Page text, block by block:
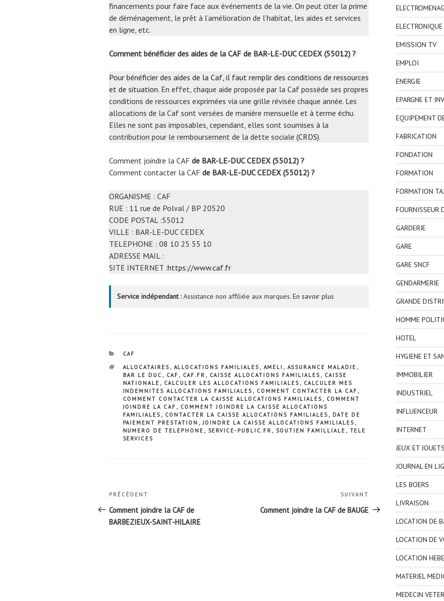
financements pour faire face aux événements de la vie. On peut citer la prime
de déménagement, le prêt à l’amélioration de l’habitat, les aides et services
en ligne, etc.
Comment bénéficier des aides de la CAF de BAR-LE-DUC CEDEX (55012) ?
Pour bénéficier des aides de la Caf, il faut remplir des conditions de ressources
et de situation. En effet, chaque aide proposée par la Caf possède ses propres
conditions de ressources exprimées via une grille révisée chaque année. Les
allocations de la Caf sont versées de manière mensuelle et à terme échu.
Elles ne sont pas imposables, cependant, elles sont soumises à la
contribution pour le remboursement de la dette sociale (CRDS).
Comment joindre la CAF de BAR-LE-DUC CEDEX (55012) ?
Comment contacter la CAF de BAR-LE-DUC CEDEX (55012) ?
ORGANISME : CAF
RUE : 11 rue de Polval / BP 20520
CODE POSTAL :55012
VILLE : BAR-LE-DUC CEDEX
TELEPHONE : 08 10 25 55 10
ADRESSE MAIL :
SITE INTERNET :https://www.caf.fr
Service indépendant :Assistance non affiliée aux marques. En savoir plus
CATÉGORIES
CAF
ÉTIQUETTES
ALLOCATAIRES , ALLOCATIONS FAMILIALES , AMELI , ASSURANCE MALADIE ,
BAR LE DUC , CAF , CAF.FR , CAISSE ALLOCATIONS FAMILIALES , CAISSE
NATIONALE , CALCULER LES ALLOCATIONS FAMILIALES , CALCULER MES
INDEMNITES ALLOCATIONS FAMILIALES , COMMENT CONTACTER LA CAF ,
COMMENT CONTACTER LA CAISSE ALLOCATIONS FAMILIALES , COMMENT
JOINDRE LA CAF , COMMENT JOINDRE LA CAISSE ALLOCATIONS
FAMILIALES , CONTACTER LA CAISSE ALLOCATIONS FAMILIALES , DATE DE
PAIEMENT PRESTATION ,JOINDRE LA CAISSE ALLOCATIONS FAMILIALES ,
NUMERO DE TELEPHONE , SERVICE-PUBLIC.FR , SOUTIEN FAMILLIALE , TELE
SERVICES
Navigation
de
l’article
Article
précédent
PRÉCÉDENT
Comment joindre la CAF de
BARBEZIEUX-SAINT-HILAIRE
suivant
SUIVANT
Comment joindre la CAF de BAUGE
EMISSION TV
EMPLOI
ENERGIE
EPARGNE ET
EQUIPEMENT
FABRICATION
FONDATION
FORMATION
FORMATION
FOURNISSEUR
GARDERIE
GARE
GARE SNCF
GENDARMERIE
GRANDE
HOMME
HOTEL
HYGIENE ET
IMMOBILIER
INDUSTRIEL
INFLUENCEUR
INTERNET
JEUX ET JOUETS
JOURNAL EN
LES BOERS
LIVRAISON
LOCATION DE
LOCATION DE
LOCATION
MATERIEL
MEDECIN